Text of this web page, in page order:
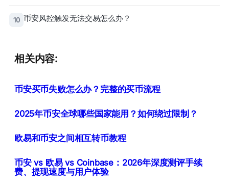
10 币安风控触发无法交易怎么办？
相关内容:
币安买币失败怎么办？完整的买币流程
2025年币安全球哪些国家能用？如何绕过限制？
欧易和币安之间相互转币教程
币安 vs 欧易 vs Coinbase：2026年深度测评手续
费、提现速度与用户体验